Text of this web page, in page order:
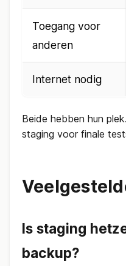
Toegang voor
anderen
Internet nodig
Beide hebben hun
staging voor finale
Is staging
backup?